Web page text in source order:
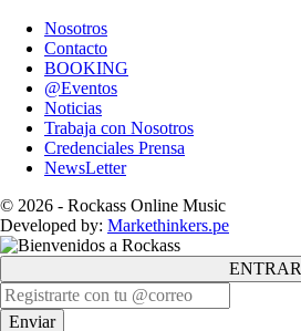
Nosotros
Contacto
BOOKING
@Eventos
Noticias
Trabaja con Nosotros
Credenciales Prensa
NewsLetter
© 2026 - Rockass Online Music
Developed by: Markethinkers.pe
ENTRAR